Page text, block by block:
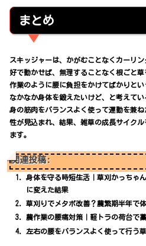
まとめ
スキッジャーは、かがむことなくカーリ
好で動かせば、無理することなく根ごと
作業のように腰に負担をかけてばかりとい
なかなか身体を鍛えたいけど、と考えて
身の筋肉をバランスよく使って運動を兼
性が見込まれ、結果、雑草の成長サイク
ます。
関連投稿:
身体を守る時短生活｜草刈かっちゃ
に変えた結果
草刈りでメタボ改善？農繁期半年で
農作業の腰痛対策｜軽トラの荷台で
左右の腰をバランスよく使って行う